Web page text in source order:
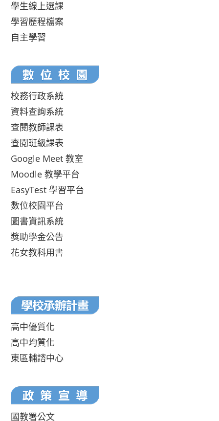
學生線上選課
學習歷程檔案
自主學習
校務行政系統
資料查詢系統
查閱教師課表
查閱班級課表
Google Meet 教室
Moodle 教學平台
EasyTest 學習平台
數位校園平台
圖書資訊系統
獎助學金公告
花女教科用書
高中優質化
高中均質化
東區輔諮中心
國教署公文